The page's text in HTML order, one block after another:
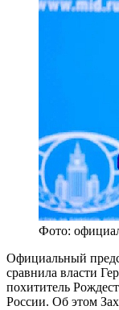
Фото:
Официальный
сравнила власти
похититель
России. Об этом